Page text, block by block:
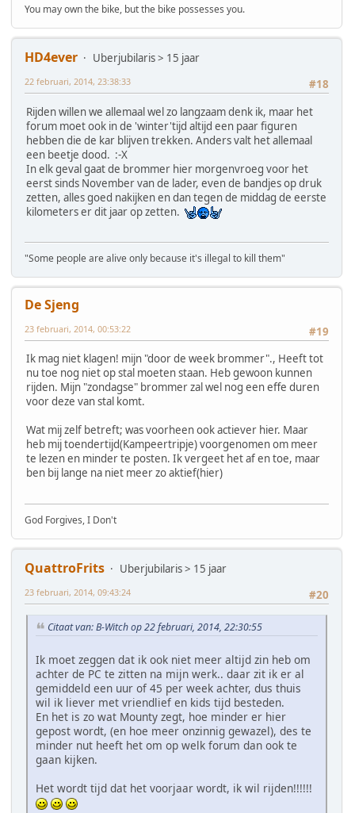
You may own the bike, but the bike possesses you.
HD4ever
Uberjubilaris > 15 jaar
#18
22 februari, 2014, 23:38:33
Rijden willen we allemaal wel zo langzaam denk ik, maar het
forum moet ook in de 'winter'tijd altijd een paar figuren
hebben die de kar blijven trekken. Anders valt het allemaal
een beetje dood. :-X
In elk geval gaat de brommer hier morgenvroeg voor het
eerst sinds November van de lader, even de bandjes op druk
zetten, alles goed nakijken en dan tegen de middag de eerste
kilometers er dit jaar op zetten.
"Some people are alive only because it's illegal to kill them"
De Sjeng
#19
23 februari, 2014, 00:53:22
Ik mag niet klagen! mijn "door de week brommer"., Heeft tot
nu toe nog niet op stal moeten staan. Heb gewoon kunnen
rijden. Mijn "zondagse" brommer zal wel nog een effe duren
voor deze van stal komt.
Wat mij zelf betreft; was voorheen ook actiever hier. Maar
heb mij toendertijd(Kampeertripje) voorgenomen om meer
te lezen en minder te posten. Ik vergeet het af en toe, maar
ben bij lange na niet meer zo aktief(hier)
God Forgives, I Don't
QuattroFrits
Uberjubilaris > 15 jaar
#20
23 februari, 2014, 09:43:24
Citaat van: B-Witch op 22 februari, 2014, 22:30:55
Ik moet zeggen dat ik ook niet meer altijd zin heb om
achter de PC te zitten na mijn werk.. daar zit ik er al
gemiddeld een uur of 45 per week achter, dus thuis
wil ik liever met vriendlief en kids tijd besteden.
En het is zo wat Mounty zegt, hoe minder er hier
gepost wordt, (en hoe meer onzinnig gewazel), des te
minder nut heeft het om op welk forum dan ook te
gaan kijken.
Het wordt tijd dat het voorjaar wordt, ik wil rijden!!!!!!